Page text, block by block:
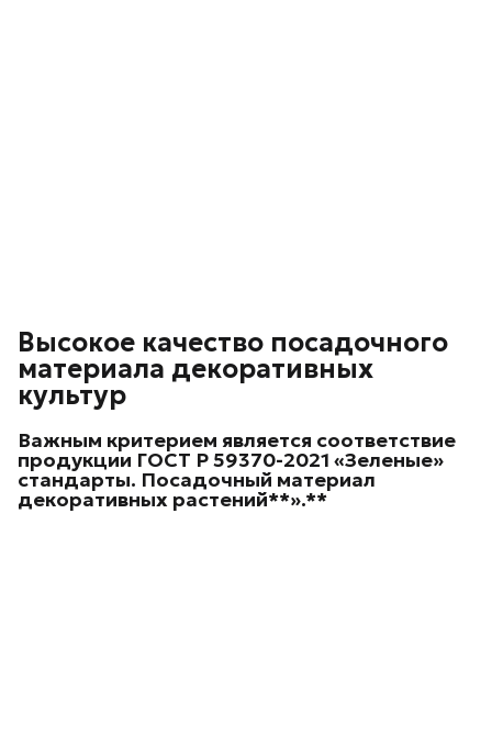
Высокое качество посадочного
материала декоративных
культур
Важным критерием является соответствие
продукции ГОСТ Р 59370-2021 «Зеленые»
стандарты. Посадочный материал
декоративных растений**».**